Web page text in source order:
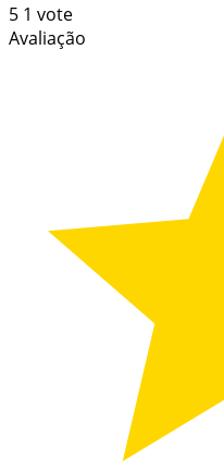
5 1 vote
Avaliação